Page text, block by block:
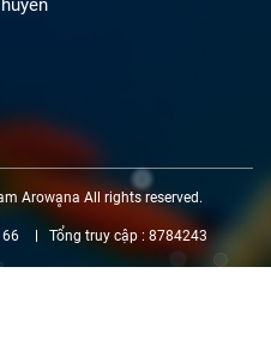
Arowana All rights reserved.
Tổng truy cập : 8784243